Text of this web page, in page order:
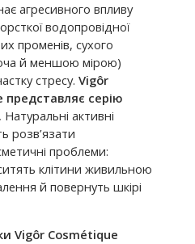
агресивного впливу
водопровідної
променів, сухого
й меншою мірою)
стресу.Vigôr
серію
Натуральні активні
розв’язати
проблеми:
клітини живильною
й повернуть шкірі
Vigôr Cosmétique